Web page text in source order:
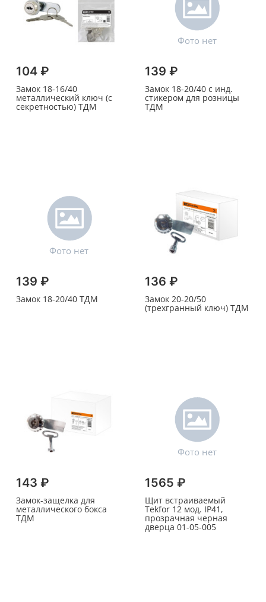
104 ₽
Замок 18-16/40
металлический ключ (с
секретностью) ТДМ
139 ₽
Замок 18-20/40 с инд.
стикером для розницы
ТДМ
139 ₽
Замок 18-20/40 ТДМ
136 ₽
Замок 20-20/50
(трехгранный ключ) ТДМ
143 ₽
Замок-защелка для
металлического бокса
ТДМ
1565 ₽
Щит встраиваемый
Tekfor 12 мод. IP41,
прозрачная черная
дверца 01-05-005